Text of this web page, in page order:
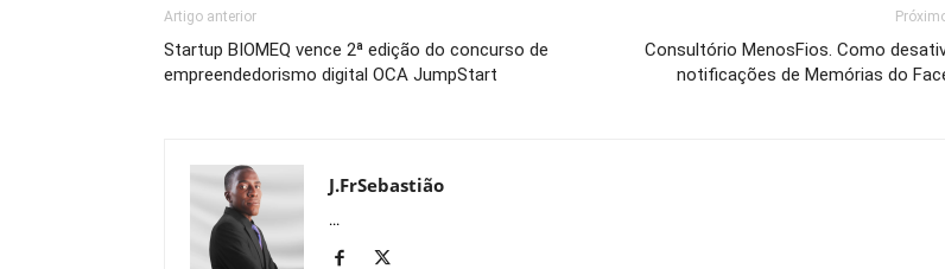
Artigo anterior
Startup BIOMEQ vence 2ª edição do concurso de
empreendedorismo digital OCA JumpStart
Consultório MenosFios. Como
notificações de Memórias do
J.FrSebastião
...